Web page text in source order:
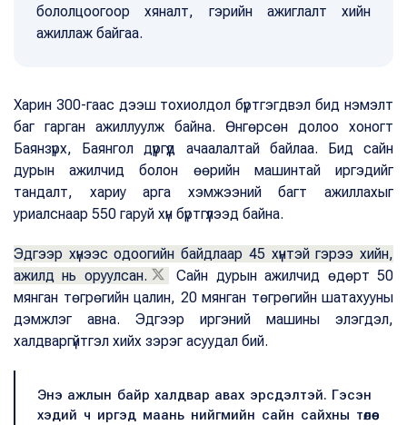
бололцоогоор хяналт, гэрийн ажиглалт хийн
ажиллаж байгаа.
Харин 300-гаас дээш тохиолдол бүртгэгдвэл бид нэмэлт
баг гарган ажиллуулж байна. Өнгөрсөн долоо хоногт
Баянзүрх, Баянгол дүүргүүд ачаалалтай байлаа. Бид сайн
дурын ажилчид болон өөрийн машинтай иргэдийг
тандалт, хариу арга хэмжээний багт ажиллахыг
уриалснаар 550 гаруй хүн бүртгүүлээд байна.
Эдгээр хүнээс одоогийн байдлаар 45 хүнтэй гэрээ хийн,
ажилд нь оруулсан.
Сайн дурын ажилчид өдөрт 50
мянган төгрөгийн цалин, 20 мянган төгрөгийн шатахууны
дэмжлэг авна. Эдгээр иргэний машины элэгдэл,
халдваргүйтгэл хийх зэрэг асуудал бий.
Энэ ажлын байр халдвар авах эрсдэлтэй. Гэсэн
хэдий ч иргэд маань нийгмийн сайн сайхны төлөө